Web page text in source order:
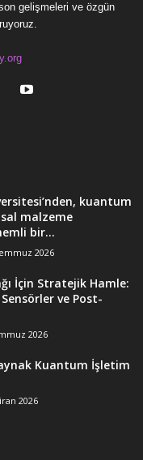
gelişmeleri ve özgün
kuantum
malzeme
bir...
2026
İçin Stratejik Hamle:
ve Post-
2026
Kuantum İşletim
2026